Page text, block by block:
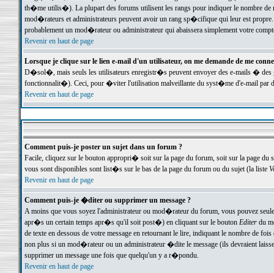
th�me utilis�). La plupart des forums utilisent les rangs pour indiquer le nombre de
mod�rateurs et administrateurs peuvent avoir un rang sp�cifique qui leur est
probablement un mod�rateur ou administrateur qui abaissera simplement votre
Revenir en haut de page
Lorsque je clique sur le lien e-mail d'un utilisateur, on me demande de me
D�sol�, mais seuls les utilisateurs enregistr�s peuvent envoyer des e-mails �
fonctionnalit�). Ceci, pour �viter l'utilisation malveillante du syst�me d'e-mail par
Revenir en haut de page
Comment puis-je poster un sujet dans un forum ?
Facile, cliquez sur le bouton appropri� soit sur la page du forum, soit sur la page du
vous sont disponibles sont list�s sur le bas de la page du forum ou du sujet (la liste
Revenir en haut de page
Comment puis-je �diter ou supprimer un message ?
A moins que vous soyez l'administrateur ou mod�rateur du forum, vous pouvez
apr�s un certain temps apr�s qu'il soit post�) en cliquant sur le bouton Editerdu
de texte en dessous de votre message en retournant le lire, indiquant le nombre
non plus si un mod�rateur ou un administrateur �dite le message (ils devraient
supprimer un message une fois que quelqu'un y a r�pondu.
Revenir en haut de page